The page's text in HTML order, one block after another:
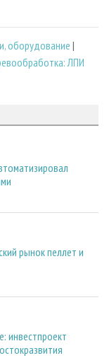
оборудование |
ЛПИ
рынок пеллет и
инвестпроект